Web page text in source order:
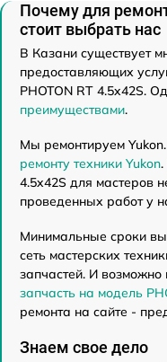
Почему для
стоит выбрать нас
В Казани существует
предоставляющих
PHOTON RT 4.5x42S.
преимуществами.
Мы ремонтируем
ремонту техники Yukon.
4.5x42S для мастеров
проведенных работ у
Минимальные сроки
сеть мастерских
запчастей. И
запчасть на модель
ремонта на сайте -
Знаем свое дело